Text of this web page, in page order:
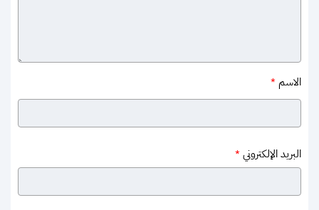
الاسم *
البريد الإلكتروني *